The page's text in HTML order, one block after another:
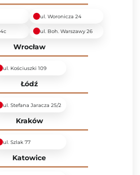
ul. Woronicza 24
ul. Boh. Warszawy 26
Wrocław
ul. Kościuszki 109
Łódź
ul. Stefana Jaracza 25/2
Kraków
ul. Szlak 77
Katowice